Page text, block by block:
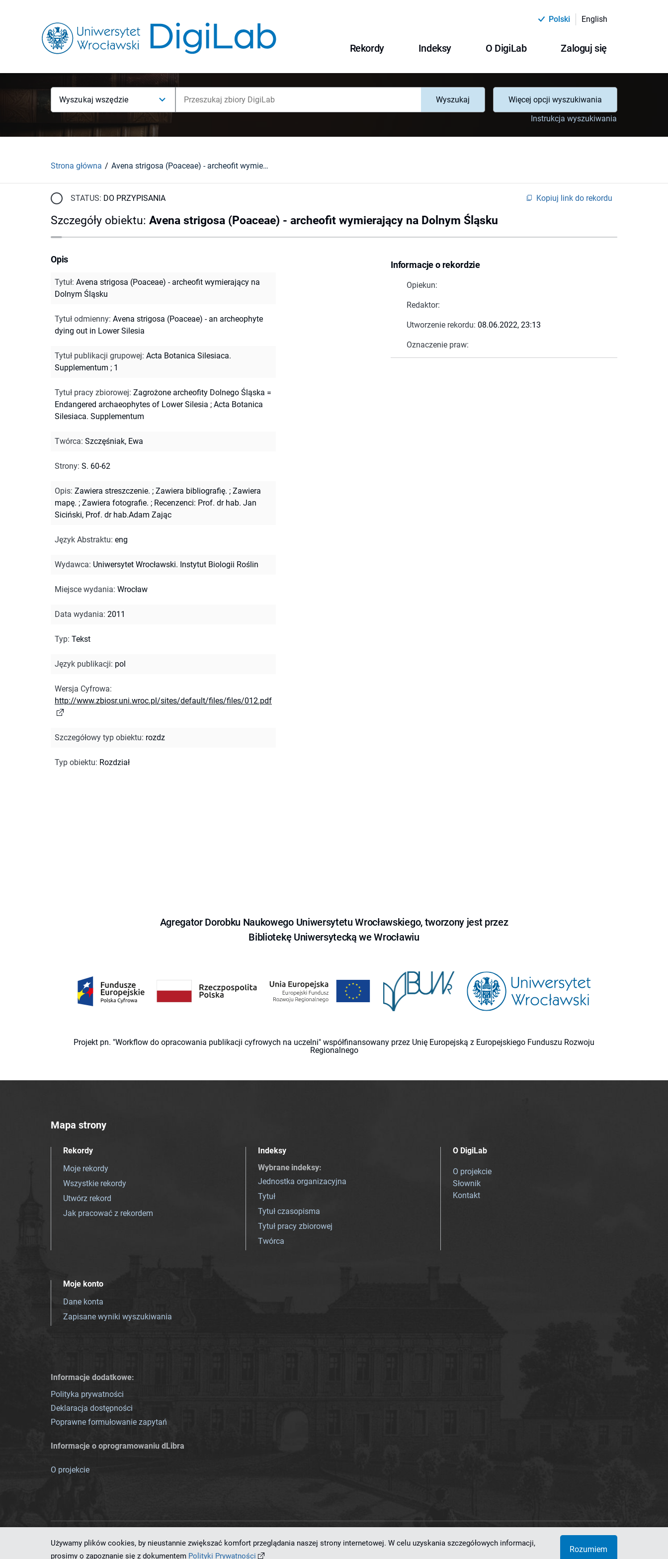
Polski English
Rekordy Indeksy O DigiLab Zaloguj się
Wyszukaj wszędzie Wyszukaj
Więcej opcji wyszukiwania
Instrukcja wyszukiwania
Strona główna Avena strigosa (Poaceae) - archeofit wymierający na Dolnym Śląsku
STATUS: DO PRZYPISANIA Kopiuj link do rekordu
Szczegóły obiektu: Avena strigosa (Poaceae) - archeofit wymierający na Dolnym Śląsku
Informacje o rekordzie
Opiekun:
Redaktor:
Utworzenie rekordu: 08.06.2022, 23:13
Oznaczenie praw:
Opis
Tytuł: Avena strigosa (Poaceae) - archeofit wymierający na
Dolnym Śląsku
Tytuł odmienny: Avena strigosa (Poaceae) - an archeophyte
dying out in Lower Silesia
Tytuł publikacji grupowej: Acta Botanica Silesiaca.
Supplementum ; 1
Tytuł pracy zbiorowej: Zagrożone archeofity Dolnego Śląska =
Endangered archaeophytes of Lower Silesia ; Acta Botanica
Silesiaca. Supplementum
Twórca: Szczęśniak, Ewa
Strony: S. 60-62
Opis: Zawiera streszczenie. ; Zawiera bibliografię. ; Zawiera
mapę. ; Zawiera fotografie. ; Recenzenci: Prof. dr hab. Jan
Siciński, Prof. dr hab.Adam Zając
Język Abstraktu: eng
Wydawca: Uniwersytet Wrocławski. Instytut Biologii Roślin
Miejsce wydania: Wrocław
Data wydania: 2011
Typ: Tekst
Język publikacji: pol
Wersja Cyfrowa:
http://www.zbiosr.uni.wroc.pl/sites/default/files/files/012.pdf
Szczegółowy typ obiektu: rozdz
Typ obiektu: Rozdział
Agregator Dorobku Naukowego Uniwersytetu Wrocławskiego, tworzony jest przez
Bibliotekę Uniwersytecką we Wrocławiu
Projekt pn. "Workflow do opracowania publikacji cyfrowych na uczelni" współfinansowany przez Unię Europejską z Europejskiego Funduszu Rozwoju
Regionalnego
Mapa strony
Rekordy
Moje rekordy
Wszystkie rekordy
Utwórz rekord
Jak pracować z rekordem
Indeksy
Wybrane indeksy:
Jednostka organizacyjna
Tytuł
Tytuł czasopisma
Tytuł pracy zbiorowej
Twórca
O DigiLab
O projekcie
Słownik
Kontakt
Moje konto
Dane konta
Zapisane wyniki wyszukiwania
Informacje dodatkowe:
Polityka prywatności
Deklaracja dostępności
Poprawne formułowanie zapytań
Informacje o oprogramowaniu dLibra
O projekcie
Ten serwis działa dzięki oprogramowaniudLibra 7.0.0-SNAPSHOT opracowanemu przezPoznańskie Centrum Superkomputerowo-Sieciowe
Używamy plików cookies, by nieustannie zwiększać komfort przeglądania naszej strony internetowej. W celu uzyskania szczegółowych informacji,
prosimy o zapoznanie się z dokumentem Polityki Prywatności
Rozumiem